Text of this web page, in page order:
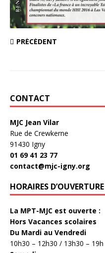
PRÉCÉDENT
CONTACT
MJC Jean Vilar
Rue de Crewkerne
91430 Igny
01 69 41 23 77
contact@mjc-igny.org
HORAIRES D’OUVERTURE
La MPT-MJC est ouverte :
Hors Vacances scolaires
Du Mardi au Vendredi
10h30 – 12h30 / 13h30 – 19h